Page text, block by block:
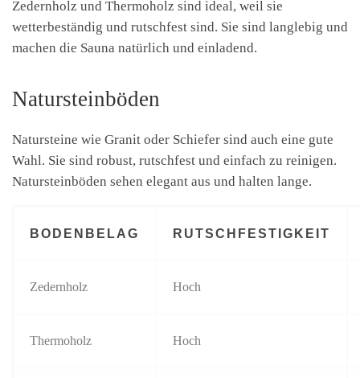
Zedernholz und Thermoholz sind ideal, weil sie
wetterbeständig und rutschfest sind. Sie sind langlebig und
machen die Sauna natürlich und einladend.
Natursteinböden
Natursteine wie Granit oder Schiefer sind auch eine gute
Wahl. Sie sind robust, rutschfest und einfach zu reinigen.
Natursteinböden sehen elegant aus und halten lange.
BODENBELAG RUTSCHFESTIGKEIT
Zedernholz Hoch
Thermoholz Hoch